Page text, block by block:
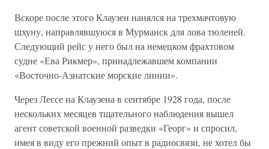
Вскоре после этого Клаузен нанялся на трехмачтовую
шхуну, направлявшуюся в Мурманск для лова тюленей.
Следующий рейс у него был на немецком фрахтовом
судне «Ева Рикмер», принадлежавшем компании
«Восточно-Азиатские морские линии».
Через Лессе на Клаузена в сентябре 1928 года, после
нескольких месяцев тщательного наблюдения вышел
агент советской военной разведки «Георг» и спросил,
имея в виду его прежний опыт в радиосвязи, не хотел бы